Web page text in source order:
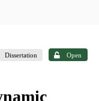
Dissertation Open